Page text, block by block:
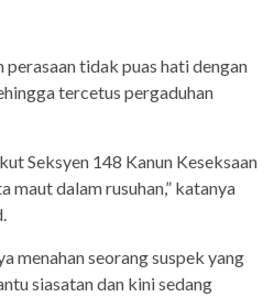
tidak puas hati dengan
tercetus pergaduhan
Seksyen 148 Kanun Keseksaan
maut dalam rusuhan,” katanya
menahan seorang suspek yang
siasatan dan kini sedang